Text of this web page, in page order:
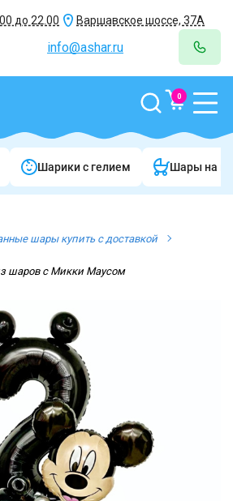
до 22.00 Варшавское шоссе, 37А
info@ashar.ru
0
Шарики c гелием Шары на
шары купить с доставкой
шаров с Микки Маусом